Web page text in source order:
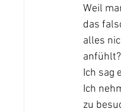
Weil
das
alles
anfühlt?
Ich sag
Ich
zu